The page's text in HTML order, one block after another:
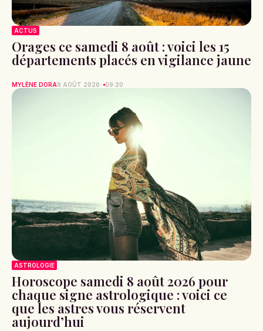
ACTUS
Orages ce samedi 8 août : voici les 15
départements placés en vigilance jaune
MYLÈNE DORA8 AOÛT 2026 09:20
ASTROLOGIE
Horoscope samedi 8 août 2026 pour
chaque signe astrologique : voici ce
que les astres vous réservent
aujourd’hui